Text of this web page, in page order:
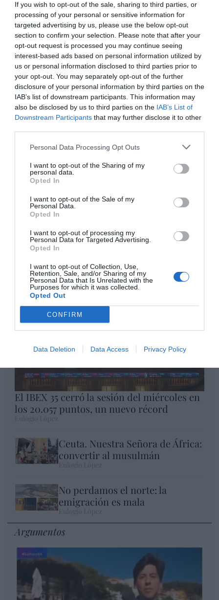
If you wish to opt-out of the sale, sharing to third parties, or
processing of your personal or sensitive information for
targeted advertising by us, please use the below opt-out
section to confirm your selection. Please note that after your
opt-out request is processed you may continue seeing
interest-based ads based on personal information utilized by
us or personal information disclosed to third parties prior to
your opt-out. You may separately opt-out of the further
disclosure of your personal information by third parties on the
IAB’s list of downstream participants. This information may
also be disclosed by us to third parties on the IAB’s List of
Downstream Participants that may further disclose it to other
Personal Data Processing Opt Outs
I want to opt-out of the Sharing of my
personal data.
Opted In
I want to opt-out of the Sale of my
Personal Data.
Opted In
I want to opt-out of processing my
Personal Data for Targeted Advertising.
Opted In
I want to opt-out of Collection, Use,
Retention, Sale, and/or Sharing of my
Personal Data that Is Unrelated with the
Purposes for which it was collected.
Opted Out
CONFIRM
Data Deletion Data Access Privacy Policy
Marcelo Gullo: “El trabajo de desmitificar la
historia, de poner la verdadera, de
desmontar la falsificación, es un trabajo
cristiano"
por Hispanidad
Artículos anteriores
DIARIO DE LA CORRUPCIÓN SANCHISTA
Diario de la corrupción sanchista. Bolaños
con Zapatero, mientras se desarrollaba la
investigación judicial sobre la aerolínea
Plus Ultra
Artículos anteriores
Opinión
Enormes minucias
por Eulogio López
El IBEX 35 cerró la sesión del miércoles en
los 20.057 puntos, un nuevo récord
Ceuta. Nuestra Señora de África:
convertir al musulmán
No perdamos el norte: la
emigración es mala
Argumentos